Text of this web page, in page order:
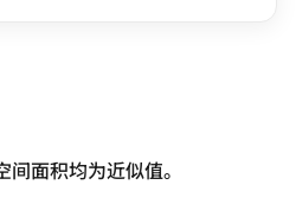
面积均为近似值。